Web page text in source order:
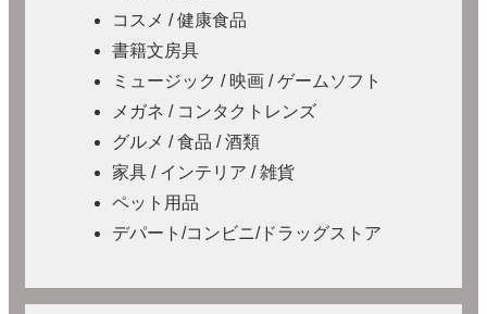
コスメ / 健康食品
書籍文房具
ミュージック / 映画 / ゲームソフト
メガネ / コンタクトレンズ
グルメ / 食品 / 酒類
家具 / インテリア / 雑貨
ペット用品
デパート/コンビニ/ドラッグストア